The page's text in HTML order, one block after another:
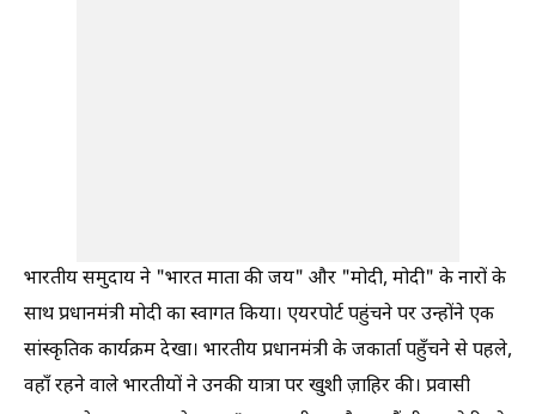
भारतीय समुदाय ने "भारत माता की जय" और "मोदी, मोदी" के नारों के
साथ प्रधानमंत्री मोदी का स्वागत किया। एयरपोर्ट पहुंचने पर उन्होंने एक
सांस्कृतिक कार्यक्रम देखा। भारतीय प्रधानमंत्री के जकार्ता पहुँचने से पहले,
वहाँ रहने वाले भारतीयों ने उनकी यात्रा पर खुशी ज़ाहिर की। प्रवासी